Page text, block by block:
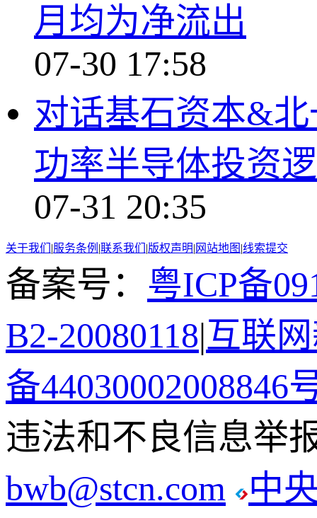
月均为净流出
07-30 17:58
对话基石资本&
功率半导体投资
07-31 20:35
关于我们 |服务条例 |联系我们 |版权声明| 网站地图 |线索提交
备案号： 粤ICP备
B2-20080118|互联
备44030002008846
违法和不良信息举
bwb@stcn.com
中